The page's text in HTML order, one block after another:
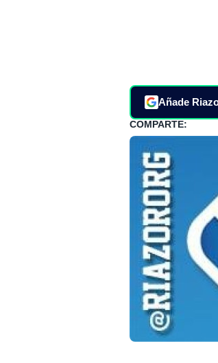
Añade
COMPARTE: